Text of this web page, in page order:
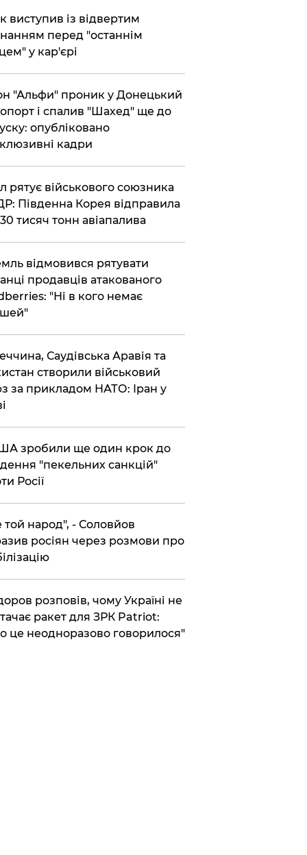
виступив із відвертим
перед "останнім
у кар'єрі
"Альфи" проник у Донецький
і спалив "Шахед" ще до
опубліковано
кадри
рятує військового союзника
Південна Корея відправила
тисяч тонн авіапалива
відмовився рятувати
продавців атакованого
"Ні в кого немає
Саудівська Аравія та
створили військовий
за прикладом НАТО: Іран у
зробили ще один крок до
"пекельних санкцій"
Росії
той народ", - Соловйов
росіян через розмови про
розповів, чому Україні не
ракет для ЗРК Patriot:
це неодноразово говорилося"